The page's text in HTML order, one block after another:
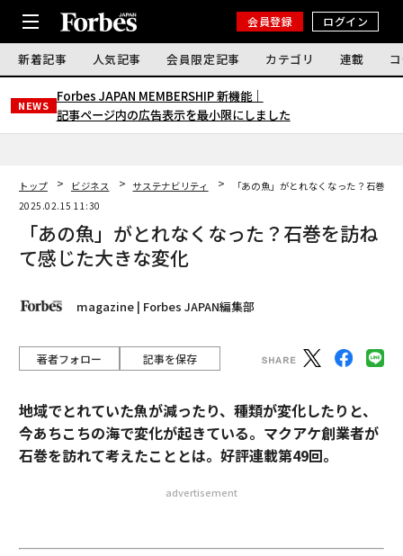
会員登録 ログイン
新着記事 人気記事 会員限定記事 カテゴリ 連載
NEWS
Forbes JAPAN MEMBERSHIP 新機能｜
記事ページ内の広告表示を最小限にしました
トップ ビジネス サステナビリティ
「あの魚」がとれなくなった？石巻を
2025.02.15 11:30
「あの魚」がとれなくなった？石巻を訪ね
て感じた大きな変化
magazine | Forbes JAPAN編集部
著者フォロー 記事を保存
地域でとれていた魚が減ったり、種類が変化したりと、
今あちこちの海で変化が起きている。マクアケ創業者が
石巻を訪れて考えたこととは。好評連載第49回。
advertisement